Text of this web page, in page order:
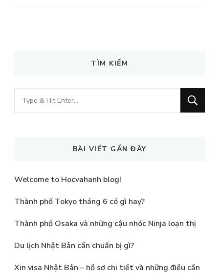
TÌM KIẾM
Looking
for
BÀI VIẾT GẦN ĐÂY
Welcome to Hocvahanh blog!
Thành phố Tokyo tháng 6 có gì hay?
Thành phố Osaka và những cậu nhóc Ninja loạn thị
Du lịch Nhật Bản cần chuẩn bị gì?
Xin visa Nhật Bản – hồ sơ chi tiết và những điều cần